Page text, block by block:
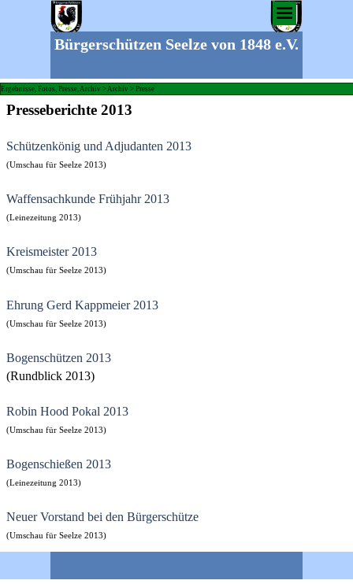
Bürgerschützen Seelze von 1848 e.V.
Ergebnisse, Fotos, Presse, Archiv > Archiv > Presse
Presseberichte 2013
Schützenkönig und Adjudanten 2013
(Umschau für Seelze 2013)
Waffensachkunde Frühjahr 2013
(Leinezeitung 2013)
Kreismeister 2013
(Umschau für Seelze 2013)
Ehrung Gerd Kappmeier 2013
(Umschau für Seelze 2013)
Bogenschützen 2013
(Rundblick 2013)
Robin Hood Pokal 2013
(Umschau für Seelze 2013)
Bogenschießen 2013
(Leinezeitung 2013)
Neuer Vorstand bei den Bürgerschütze
(Umschau für Seelze 2013)